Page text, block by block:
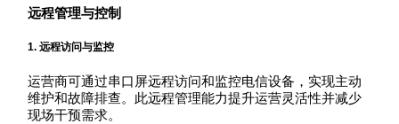
远程管理与控制
1.远程访问与监控
运营商可通过串口屏远程访问和监控电信设备，实现主动
维护和故障排查。此远程管理能力提升运营灵活性并减少
现场干预需求。